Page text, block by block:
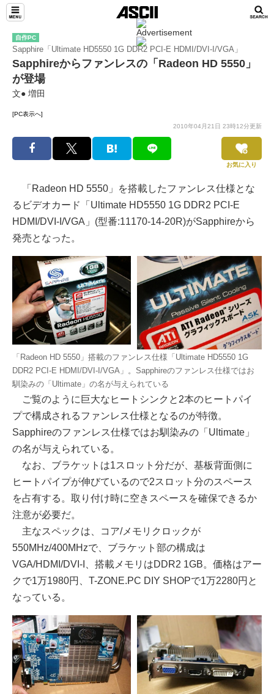
自作PC
Sapphire「Ultimate HD5550 1G DDR2 PCI-E HDMI/DVI-I/VGA」
Sapphireからファンレスの「Radeon HD 5550」
が登場
文● 増田
[PC表示へ]
2010年04月21日 23時12分更新
お気に入り
「Radeon HD 5550」を搭載したファンレス仕様とな
るビデオカード「Ultimate HD5550 1G DDR2 PCI-E
HDMI/DVI-I/VGA」(型番:11170-14-20R)がSapphireから
発売となった。
「Radeon HD 5550」搭載のファンレス仕様「Ultimate HD5550 1G
DDR2 PCI-E HDMI/DVI-I/VGA」。Sapphireのファンレス仕様ではお
馴染みの「Ultimate」の名が与えられている
ご覧のように巨大なヒートシンクと2本のヒートパイ
プで構成されるファンレス仕様となるのが特徴。
Sapphireのファンレス仕様ではお馴染みの「Ultimate」
の名が与えられている。
なお、ブラケットは1スロット分だが、基板背面側に
ヒートパイプが伸びているので2スロット分のスペース
を占有する。取り付け時に空きスペースを確保できるか
注意が必要だ。
主なスペックは、コア/メモリクロックが
550MHz/400MHzで、ブラケット部の構成は
VGA/HDMI/DVI-I、搭載メモリはDDR2 1GB。価格はアー
クで1万1980円、T-ZONE.PC DIY SHOPで1万2280円と
なっている。